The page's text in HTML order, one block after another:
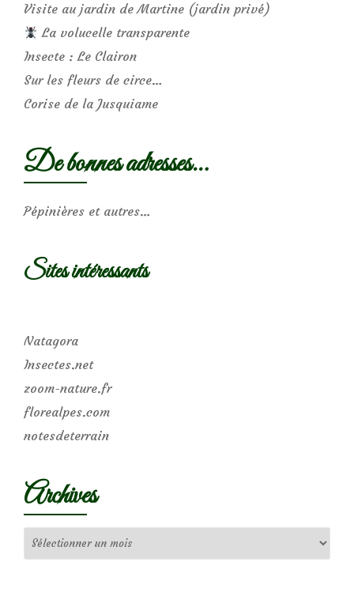
Visite au jardin de Martine (jardin privé)
La volucelle transparente
Insecte : Le Clairon
Sur les fleurs de circe…
Corise de la Jusquiame
De bonnes adresses…
Pépinières et autres…
Sites intéressants
Natagora
Insectes.net
zoom-nature.fr
florealpes.com
notesdeterrain
Archives